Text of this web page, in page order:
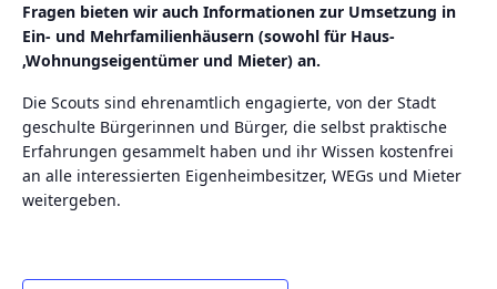
Fragen bieten wir auch Informationen zur Umsetzung in
Ein- und Mehrfamilienhäusern (sowohl für Haus-
,Wohnungseigentümer und Mieter) an.
Die Scouts sind ehrenamtlich engagierte, von der Stadt
geschulte Bürgerinnen und Bürger, die selbst praktische
Erfahrungen gesammelt haben und ihr Wissen kostenfrei
an alle interessierten Eigenheimbesitzer, WEGs und Mieter
weitergeben.